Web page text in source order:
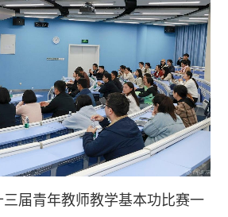
届青年教师教学基本功比赛一